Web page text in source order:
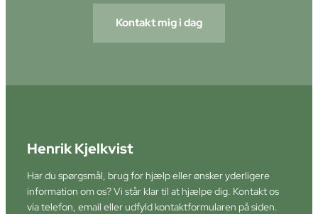
Kontakt mig i dag
Henrik Kjelkvist
Har du spørgsmål, brug for hjælp eller ønsker yderligere
information om os? Vi står klar til at hjælpe dig. Kontakt os
via telefon, email eller udfyld kontaktformularen på siden.